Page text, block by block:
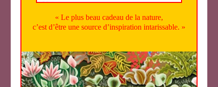
« Le plus beau cadeau de la nature,
c’est d’être une source d’inspiration intarissable. »